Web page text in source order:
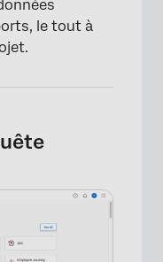
le tout à